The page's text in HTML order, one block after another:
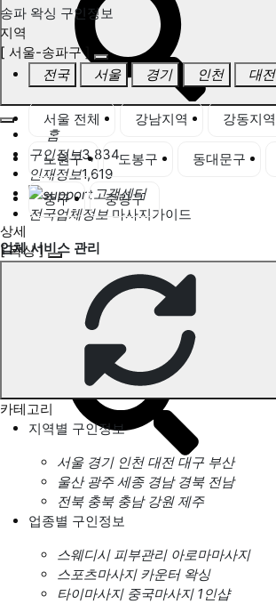
홈
구인정보3,834
인재정보1,619
고객센터
전국업체정보 마사지가이드
업체 서비스 관리
개인 서비스 관리
송파 왁싱 구인정보
송파 왁싱 구인정보
지역
[ 서울-송파구 ]
전국
서울 경기 인천 대전
서울 전체 강남지역 강동지역
노원구 도봉구 동대문구
중구
중랑구
상세
[ 왁싱 ]
카테고리
지역별 구인정보
서울 경기 인천 대전 대구 부산
울산 광주 세종 경남 경북 전남
전북 충북 충남 강원 제주
업종별 구인정보
스웨디시 피부관리 아로마마사지
스포츠마사지 카운터 왁싱
타이마사지 중국마사지 1인샵